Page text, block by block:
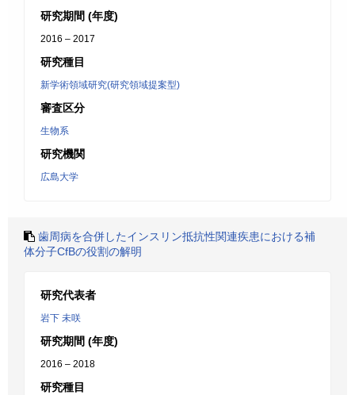
研究期間 (年度)
2016 – 2017
研究種目
新学術領域研究(研究領域提案型)
審査区分
生物系
研究機関
広島大学
歯周病を合併したインスリン抵抗性関連疾患における補
体分子CfBの役割の解明
研究代表者
岩下 未咲
研究期間 (年度)
2016 – 2018
研究種目